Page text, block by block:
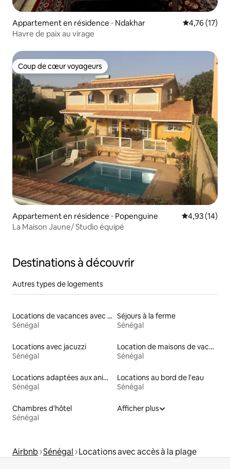
Appartement en résidence ⋅ Ndakhar Évaluation
4,76 (17)
Havre de paix au virage
Coup de cœur voyageurs
Coup de cœur voyageurs
Appartement en résidence ⋅ Popenguine Évaluation
4,93 (14)
La Maison Jaune/ Studio équipé
Destinations à découvrir
Autres types de logements
Locations de vacances avec piscine
Sénégal
Séjours à la ferme
Sénégal
Locations avec jacuzzi
Sénégal
Location de maisons de vacances
Sénégal
Locations adaptées aux animaux
Sénégal
Locations au bord de l'eau
Sénégal
Chambres d'hôtel
Sénégal
Afficher plus
Airbnb Sénégal Locations avec accès à la plage